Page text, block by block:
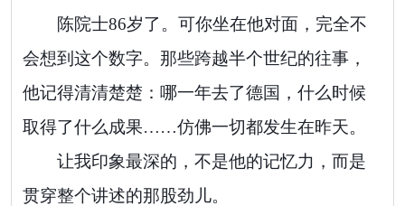
陈院士86岁了。可你坐在他对面，完全不
会想到这个数字。那些跨越半个世纪的往事，
他记得清清楚楚：哪一年去了德国，什么时候
取得了什么成果……仿佛一切都发生在昨天。
让我印象最深的，不是他的记忆力，而是
贯穿整个讲述的那股劲儿。